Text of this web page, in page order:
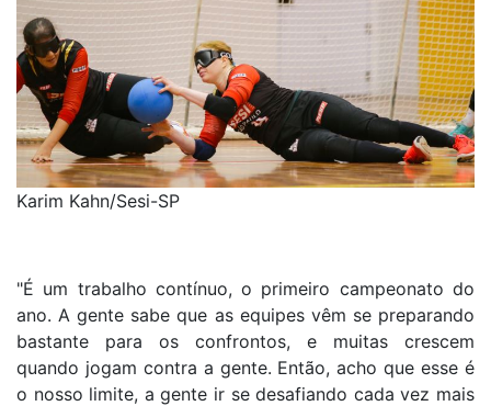
Karim Kahn/Sesi-SP
"É um trabalho contínuo, o primeiro campeonato do
ano. A gente sabe que as equipes vêm se preparando
bastante para os confrontos, e muitas crescem
quando jogam contra a gente. Então, acho que esse é
o nosso limite, a gente ir se desafiando cada vez mais